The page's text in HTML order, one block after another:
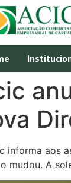
informa aos
mudou. A